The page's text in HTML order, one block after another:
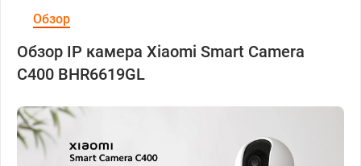
Обзор
Обзор IP камера Xiaomi Smart Camera
C400 BHR6619GL